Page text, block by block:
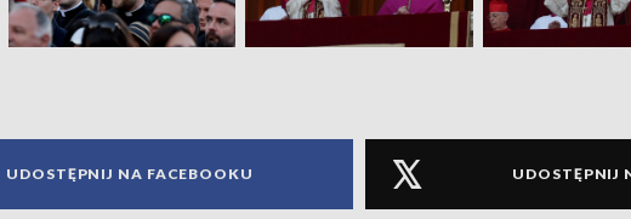
UDOSTĘPNIJ NA FACEBOOKU UDOSTĘPNIJ